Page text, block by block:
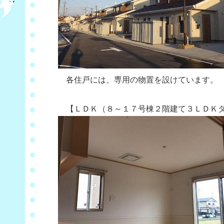
各住戸には、専用の物置を設けています。
【ＬＤＫ（８～１７号棟２階建て３ＬＤＫ